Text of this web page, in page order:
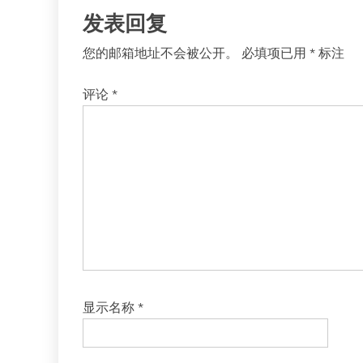
发表回复
您的邮箱地址不会被公开。 必填项已用 * 标注
评论 *
显示名称 *